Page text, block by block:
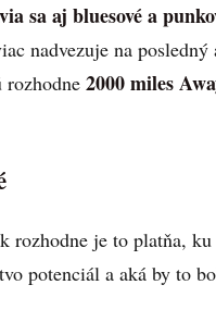
sa aj bluesové a
nadvezuje na
2000 miles
rozhodne je to platňa,
potenciál a aká by to